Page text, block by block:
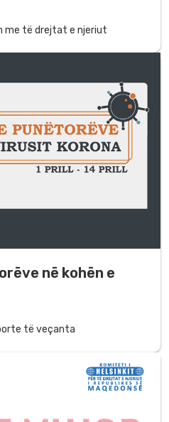
me të drejtat e njeriut
në kohën e
të veçanta